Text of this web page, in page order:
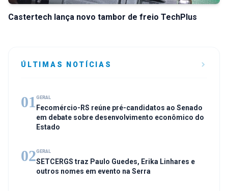
Castertech lança novo tambor de freio TechPlus
ÚLTIMAS NOTÍCIAS
01 GERAL
Fecomércio-RS reúne pré-candidatos ao Senado
em debate sobre desenvolvimento econômico do
Estado
02GERAL
SETCERGS traz Paulo Guedes, Erika Linhares e
outros nomes em evento na Serra